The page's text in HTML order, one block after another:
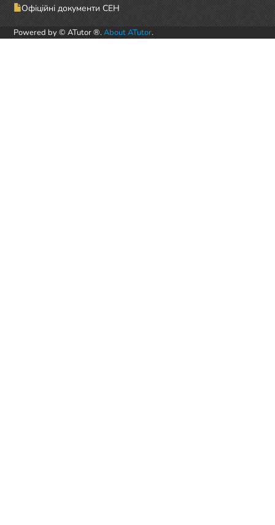
Офіційні документи СЕН
Powered by © ATutor ®. About ATutor.